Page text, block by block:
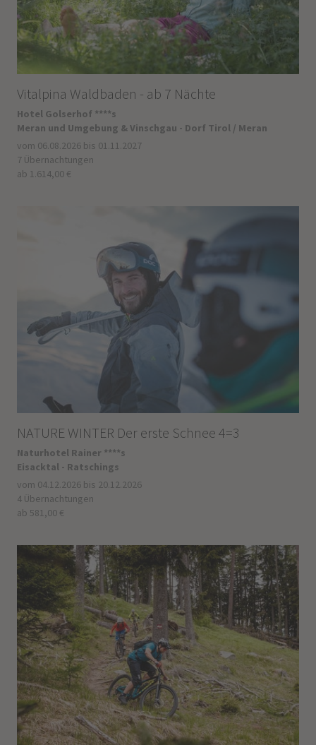
Vitalpina Waldbaden - ab 7 Nächte
Hotel Golserhof ****s
Meran und Umgebung & Vinschgau - Dorf Tirol / Meran
vom 06.08.2026 bis 01.11.2027
7 Übernachtungen
ab 1.614,00 €
NATURE WINTER Der erste Schnee 4=3
Naturhotel Rainer ****s
Eisacktal - Ratschings
vom 04.12.2026 bis 20.12.2026
4 Übernachtungen
ab 581,00 €